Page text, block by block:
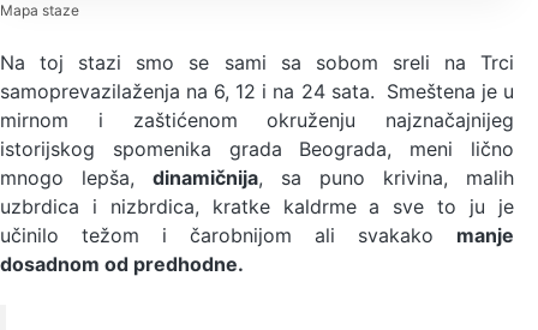
Mapa staze
Na toj stazi smo se sami sa sobom sreli na Trci
samoprevazilaženja na 6, 12 i na 24 sata. Smeštena je u
mirnom i zaštićenom okruženju najznačajnijeg
istorijskog spomenika grada Beograda, meni lično
mnogo lepša, dinamičnija, sa puno krivina, malih
uzbrdica i nizbrdica, kratke kaldrme a sve to ju je
učinilo težom i čarobnijom ali svakako manje
dosadnom od predhodne.